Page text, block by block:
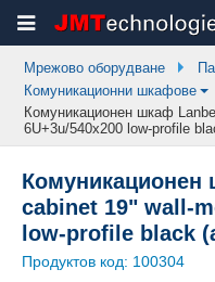
Мрежово оборудване
Комуникационни шкафове
Комуникационен шкаф
6U+3u/540x200 low-profile
cabinet 19" wall-
low-profile black
Продуктов код: 100304